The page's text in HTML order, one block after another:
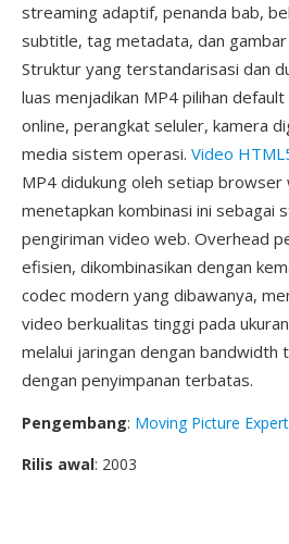
streaming adaptif, penanda bab,
subtitle, tag metadata, dan
Struktur yang terstandarisasi dan
luas menjadikan MP4 pilihan
online, perangkat seluler, kamera
media sistem operasi. Video
MP4 didukung oleh setiap browser
menetapkan kombinasi ini sebagai
pengiriman video web. Overhead
efisien, dikombinasikan dengan
codec modern yang dibawanya,
video berkualitas tinggi pada
melalui jaringan dengan
dengan penyimpanan terbatas.
Pengembang: Moving Picture
Rilis awal: 2003